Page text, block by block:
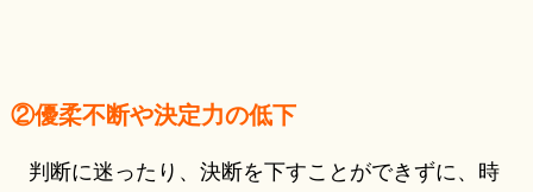
②優柔不断や決定力の低下
判断に迷ったり、決断を下すことができずに、時